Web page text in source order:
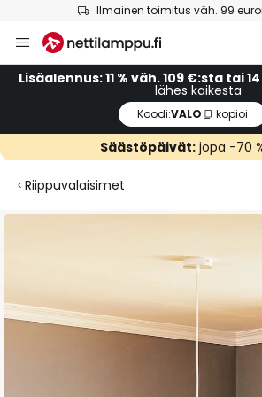
Ilmainen toimitus väh. 99
to
Content
Lisäalennus: 11 % väh. 109 €:sta tai
lähes kaikesta
Koodi:VALO kopioi
Säästöpäivät: jopa -70
Riippuvalaisimet
Skip
of